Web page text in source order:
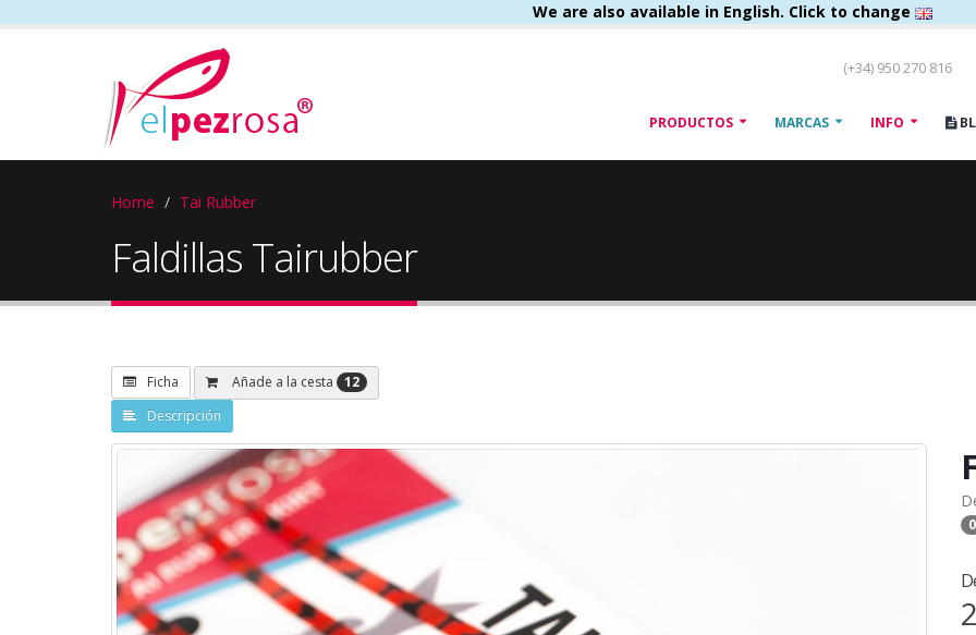
We are also available in English. Click to change
(+34) 950 270 816
PRODUCTOS MARCAS INFO
Home Tai Rubber
Faldillas Tairubber
Ficha Añade a la cesta
12
Descripción
0